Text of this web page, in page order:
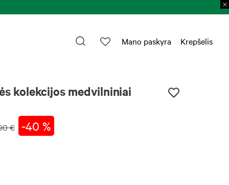
Krepšelis
Mano paskyra
kolekcijos medvilniniai
€ -40 %